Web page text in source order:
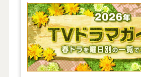
【2026年春】TVドラマガ